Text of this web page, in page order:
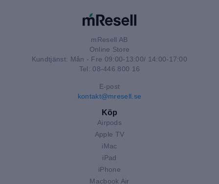
mResell AB
Online Store
Kundtjänst: Mån - Fre 09:00-13:00/ 14:00-17:00
Tel: 08-446 800 16
E-post
kontakt@mresell.se
Köp
Airpods
Apple TV
iMac
iPad
iPhone
Macbook Air